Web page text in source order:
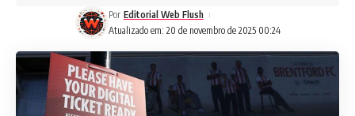
Atualizado em: 20 de novembro de 2025 00:24
Por Editorial Web Flush